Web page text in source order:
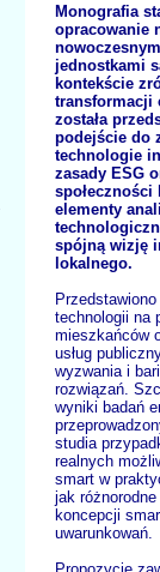
Monografia
opracowanie
jednostkami
kontekście
transformacji
została
podejście do
technologie
zasady ESG
społeczności
elementy
spójną wizję
lokalnego.
technologii na
mieszkańców
usług
wyzwania i
rozwiązań.
wyniki badań
studia
realnych
smart w
jak
koncepcji
uwarunkowań.